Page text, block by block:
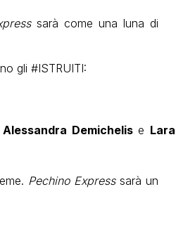
sarà come una luna di
gli #ISTRUITI:
Alessandra Demichelise Lara
Pechino Expresssarà un